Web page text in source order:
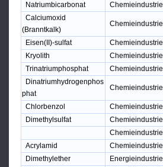
Natriumbicarbonat
Chemieindustrie
Calciumoxid
(Branntkalk)
Chemieindustrie
Eisen(II)-sulfat Chemieindustrie
Kryolith
Chemieindustrie
Trinatriumphosphat
Chemieindustrie
Dinatriumhydrogenphos
phat
Chemieindustrie
Chlorbenzol Chemieindustrie
Dimethylsulfat
Chemieindustrie
Chemieindustrie
Acrylamid
Chemieindustrie
Dimethylether
Energieindustrie